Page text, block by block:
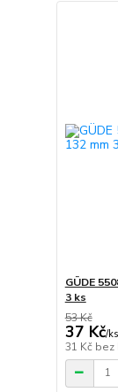
GÜDE
3 ks
53 Kč
37 Kč/ks
31 Kč bez